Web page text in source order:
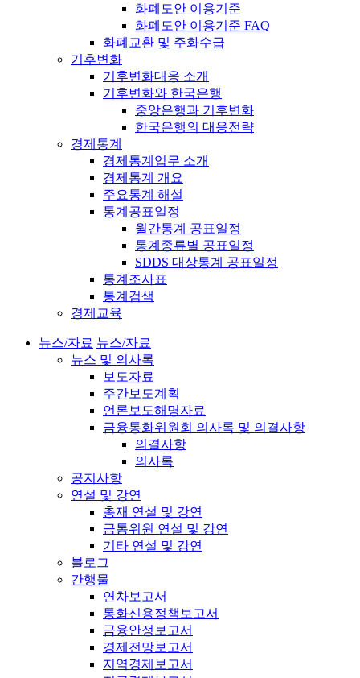
화폐도안 이용기준
화폐도안 이용기준 FAQ
화폐교환 및 주화수급
기후변화
기후변화대응 소개
기후변화와 한국은행
중앙은행과 기후변화
한국은행의 대응전략
경제통계
경제통계업무 소개
경제통계 개요
주요통계 해설
통계공표일정
월간통계 공표일정
통계종류별 공표일정
SDDS 대상통계 공표일정
통계조사표
통계검색
경제교육
뉴스/자료 뉴스/자료
뉴스 및 의사록
보도자료
주간보도계획
언론보도해명자료
금융통화위원회 의사록 및 의결사항
의결사항
의사록
공지사항
연설 및 강연
총재 연설 및 강연
금통위원 연설 및 강연
기타 연설 및 강연
블로그
간행물
연차보고서
통화신용정책보고서
금융안정보고서
경제전망보고서
지역경제보고서